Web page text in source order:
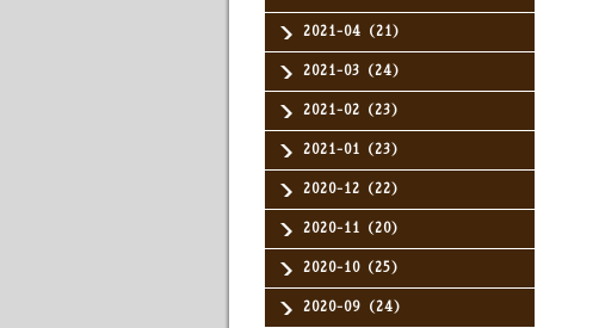
2021-04（21）
2021-03（24）
2021-02（23）
2021-01（23）
2020-12（22）
2020-11（20）
2020-10（25）
2020-09（24）